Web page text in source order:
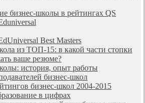
бизнес-школы в рейтингах QS
Best Masters
из ТОП-15: в какой части стопки
ваше резюме?
история, опыт работы
бизнес-школ
бизнес-школ 2004-2015
в цифрах